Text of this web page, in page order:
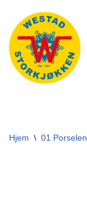
Hopp
til
innholdet
Hjem \ 01 Porselen